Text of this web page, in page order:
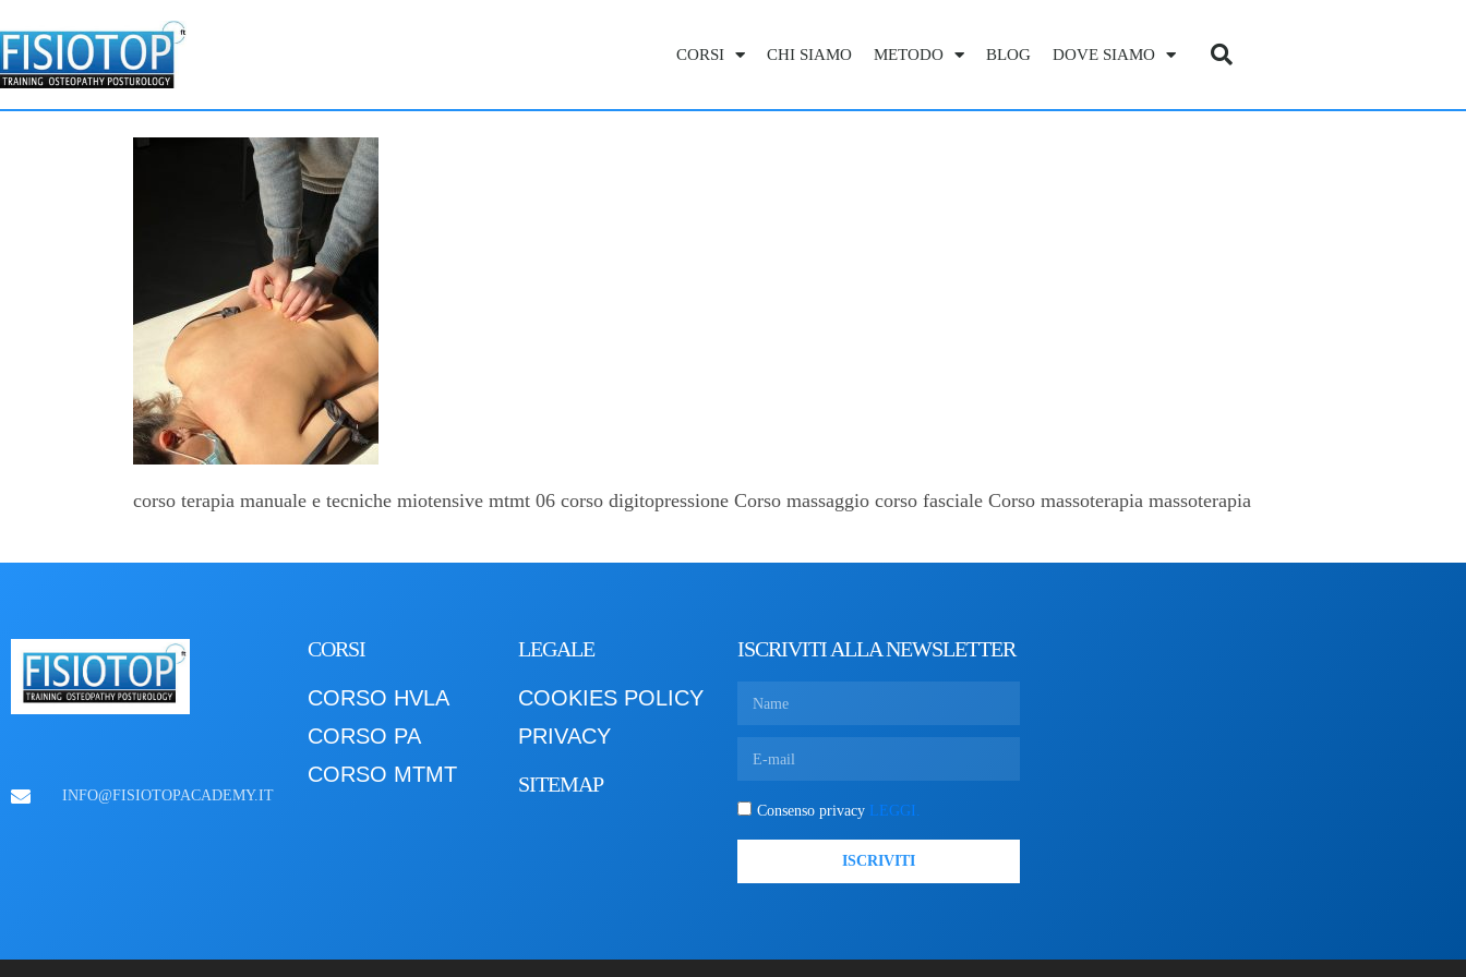
CORSI CHI SIAMO METODO BLOG DOVE SIAMO
corso terapia manuale e tecniche miotensive mtmt 06 corso digitopressione Corso massaggio corso fasciale Corso massoterapia massoterapia
INFO@FISIOTOPACADEMY.IT
CORSI
CORSO HVLA
CORSO PA
CORSO MTMT
LEGALE
COOKIES POLICY
PRIVACY
SITEMAP
ISCRIVITI ALLA NEWSLETTER
Consenso privacy LEGGI.
ISCRIVITI